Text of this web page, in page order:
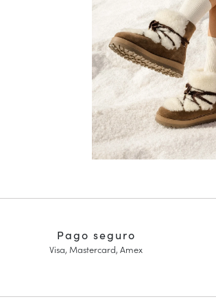
Pago seguro
Visa, Mastercard, Amex